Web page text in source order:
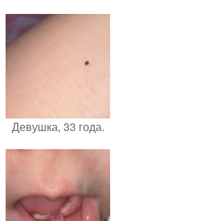
Девушка, 33 года.